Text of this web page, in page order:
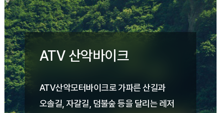
ATV 산악바이크
ATV산악모터바이크로 가파른 산길과
오솔길, 자갈길, 덤불숲 등을 달리는 레저